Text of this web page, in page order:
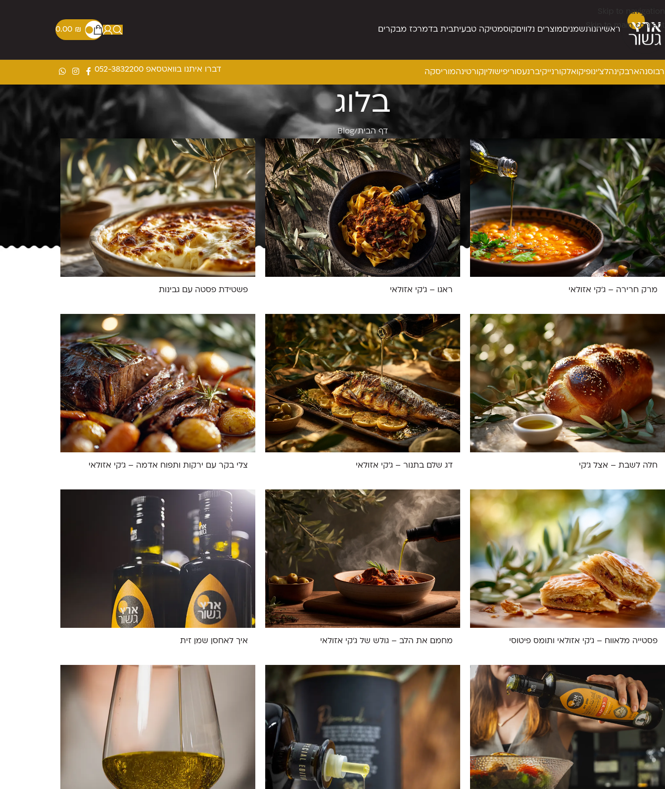
Skip to navigation
Skip to main content
ראשיחנותשמניםמוצרים נלוויםקוסמטיקה טבעיתבית בדמרכז מבקרים 0.00 ₪
ארבקינהלצ’ינופיקואלקורנייקיברנעסוריפישוליןקורטינהמוריסקה דברו איתנו בוואטסאפ 052-3832200
בלוג
דף הבית Blog
מרק חרירה – ג'קי אזולאי ראגו – ג'קי אזולאי פשטידת פסטה עם גבינות
חלה לשבת – אצל ג'קי דג שלם בתנור – ג'קי אזולאי צלי בקר עם ירקות ותפוח אדמה – ג'קי אזולאי
פסטייה מלאווח – ג'קי אזולאי ותומס פיטוסי מחמם את הלב – גולש של ג'קי אזולאי איך לאחסן שמן זית